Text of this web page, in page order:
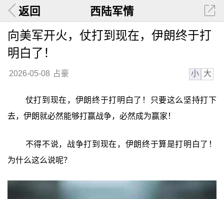
返回 西陆军情
向美军开火，仗打到现在，伊朗终于打
明白了！
2026-05-08 占豪 小 大
仗打到现在，伊朗终于打明白了！只要这么坚持打下
去，伊朗就必然能够打赢战争，必然成为赢家！
不得不说，战争打到现在，伊朗终于算是打明白了！
为什么这么说呢？